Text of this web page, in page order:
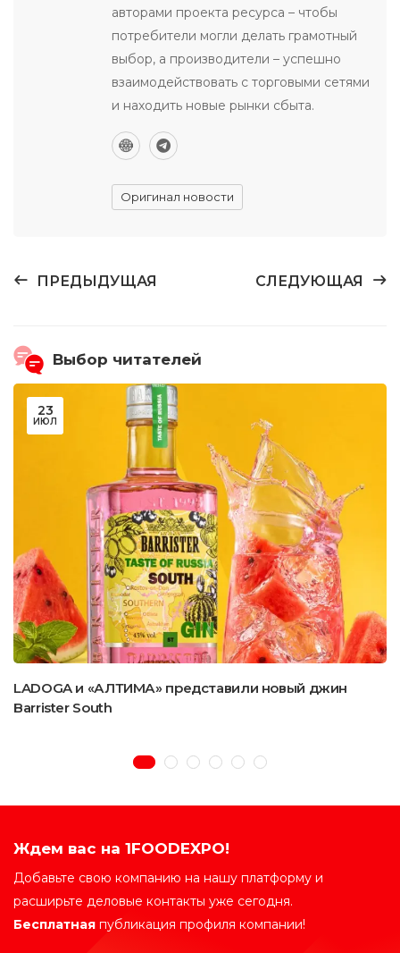
авторами проекта ресурса – чтобы
потребители могли делать грамотный
выбор, а производители – успешно
взаимодействовать с торговыми сетями
и находить новые рынки сбыта.
Оригинал новости
ПРЕДЫДУЩАЯ СЛЕДУЮЩАЯ
Выбор читателей
23
ИЮЛ
LADOGA и «АЛТИМА» представили новый джин
Barrister South
Ждем вас на 1FOODEXPO!
Добавьте свою компанию на нашу платформу и
расширьте деловые контакты уже сегодня.
Бесплатная публикация профиля компании!